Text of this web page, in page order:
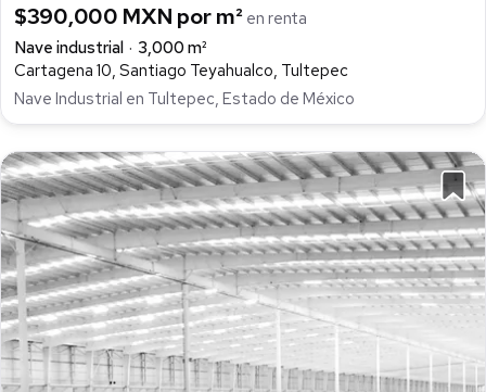
$390,000 MXN por m² en renta
Nave industrial
3,000 m²
Cartagena 10, Santiago Teyahualco, Tultepec
Nave Industrial en Tultepec, Estado de México